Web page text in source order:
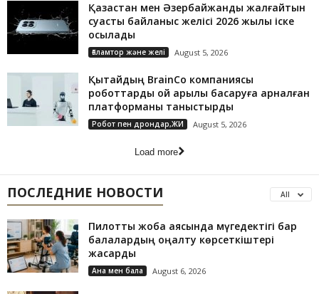
Қазақстан мен Әзербайжанды жалғайтын
суасты байланыс желісі 2026 жылы іске
қосылады
Ғаламтор және желі August 5, 2026
Қытайдың BrainCo компаниясы
роботтарды ой арқылы басқаруға арналған
платформаны таныстырды
Робот пен дрондар,ЖИ August 5, 2026
Load more
ПОСЛЕДНИЕ НОВОСТИ All
Пилоттық жоба аясында мүгедектігі бар
балалардың оңалту көрсеткіштері
жақсарды
Ана мен бала August 6, 2026